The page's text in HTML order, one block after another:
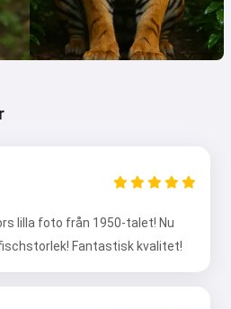
lilla foto från 1950-talet! Nu
Fantastisk kvalitet!